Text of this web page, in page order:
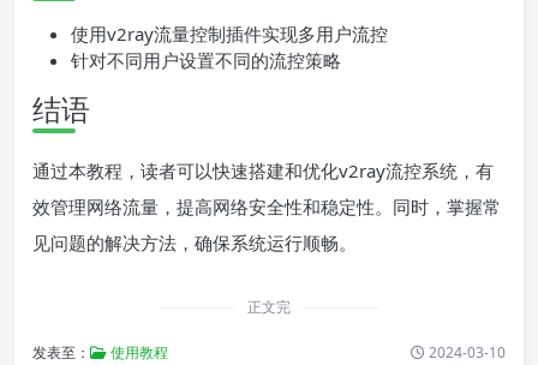
使用v2ray流量控制插件实现多用户流控
针对不同用户设置不同的流控策略
结语
通过本教程，读者可以快速搭建和优化v2ray流控系统，有
效管理网络流量，提高网络安全性和稳定性。同时，掌握常
见问题的解决方法，确保系统运行顺畅。
正文完
发表至： 使用教程 2024-03-10